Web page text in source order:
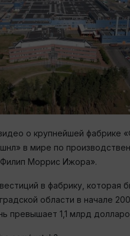
о крупнейшей фабрике
в мире по
Моррис Ижора».
в фабрику, которая
области в начале
превышает 1,1 млрд